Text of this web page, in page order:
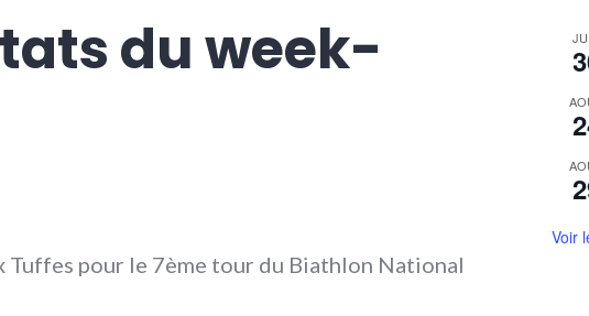
du week-
Tuffes pour le 7ème tour du Biathlon National
Voir